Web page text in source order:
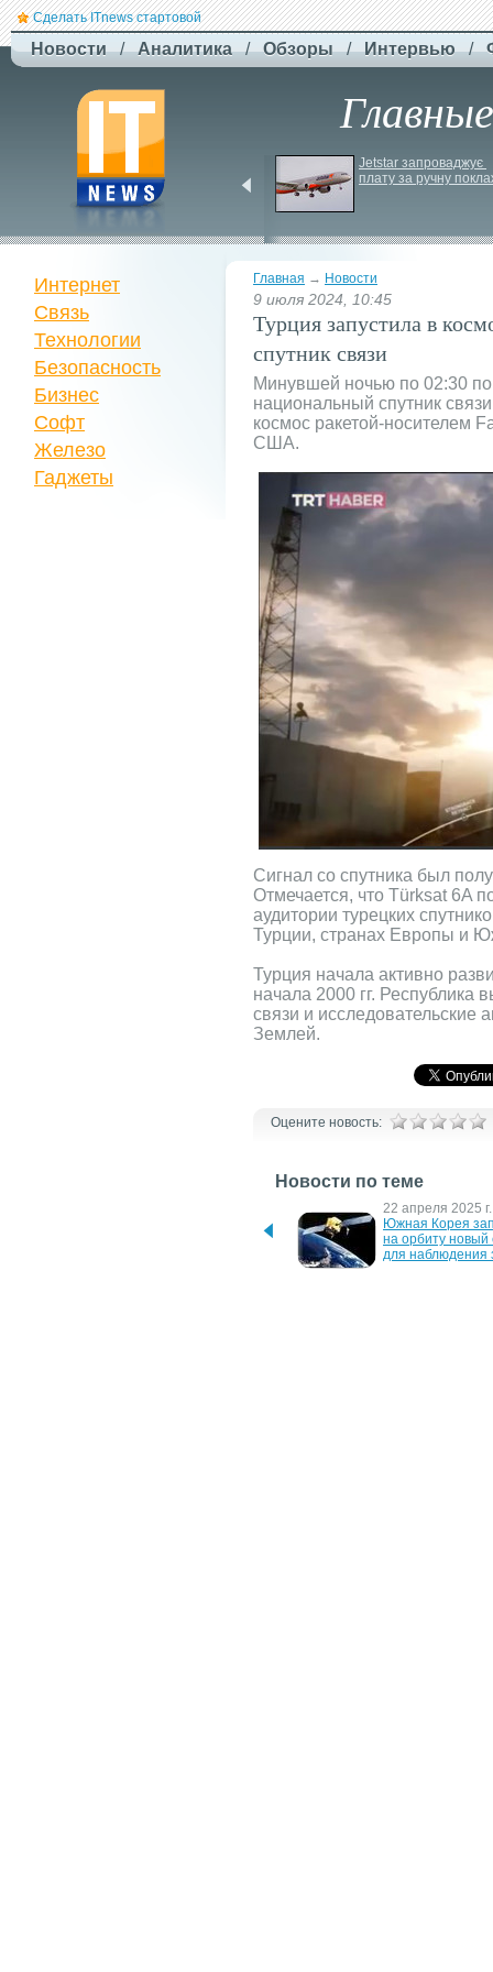
Сделать ITnews стартовой
Новости / Аналитика / Обзоры / Интервью /
Charger - ефективна
автомобільна зарядка
вашої станції
Jetstar запроваджує
плату за ручну
Главная → Новости
9 июля 2024, 10:45
Турция запустила в
спутник связи
Минувшей ночью по 02:30
национальный спутник
космос ракетой-носителем
США.
Сигнал со спутника был
Отмечается, что Türksat 6A
аудитории турецких
Турции, странах Европы и
Турция начала активно
начала 2000 гг. Республика
связи и исследовательские
Землей.
Оцените новость:
Новости по теме
SpaceX запустила новые
22 апреля 2025 г.
Южная Корея
на орбиту новый
для наблюдения
Интернет
Связь
Технологии
Безопасность
Бизнес
Софт
Железо
Гаджеты